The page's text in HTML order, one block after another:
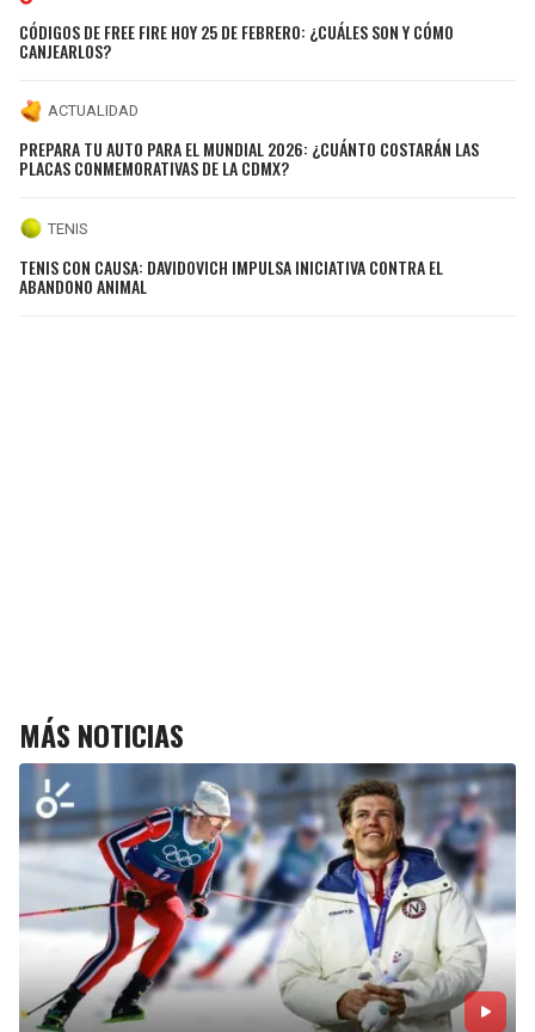
CÓDIGOS DE FREE FIRE HOY 25 DE FEBRERO: ¿CUÁLES SON Y CÓMO
CANJEARLOS?
ACTUALIDAD
PREPARA TU AUTO PARA EL MUNDIAL 2026: ¿CUÁNTO COSTARÁN LAS
PLACAS CONMEMORATIVAS DE LA CDMX?
TENIS
TENIS CON CAUSA: DAVIDOVICH IMPULSA INICIATIVA CONTRA EL
ABANDONO ANIMAL
MÁS NOTICIAS